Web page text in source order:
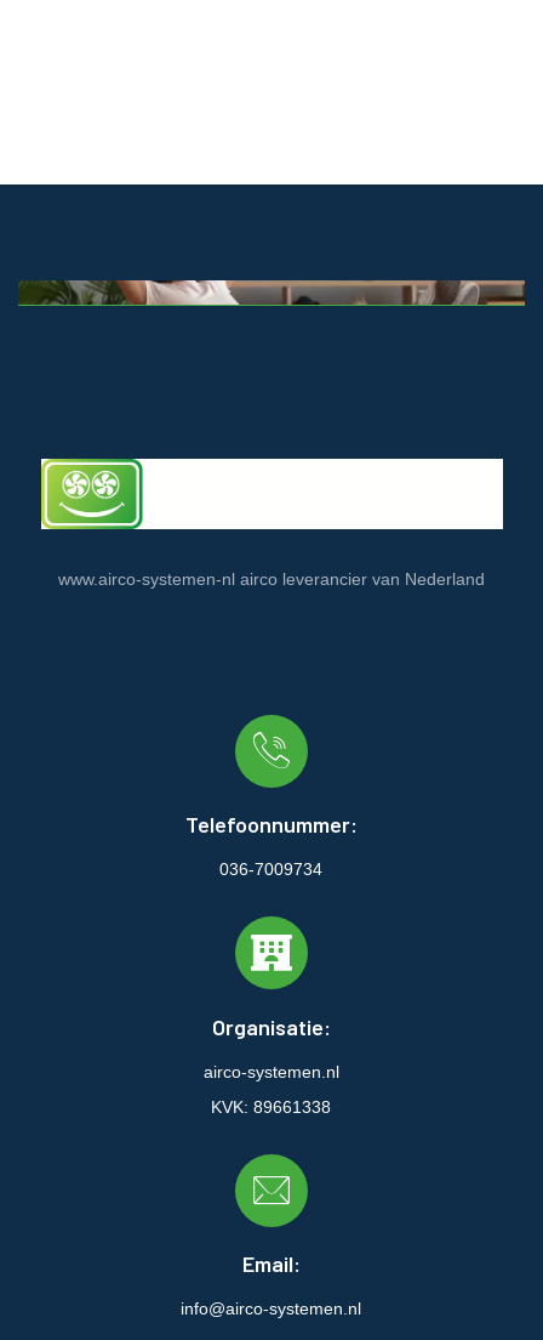
www.airco-systemen-nl airco leverancier van Nederland
Telefoonnummer:
036-7009734
Organisatie:
airco-systemen.nl
KVK: 89661338
Email:
info@airco-systemen.nl